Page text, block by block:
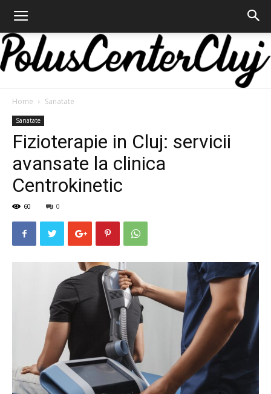
Center
Cluj
Home Sanatate
Sanatate
Fizioterapie in Cluj: servicii
avansate la clinica
Centrokinetic
60 0